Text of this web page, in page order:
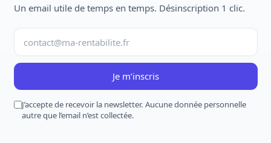
Un email utile de temps en temps. Désinscription 1 clic.
Je m’inscris
J’accepte de recevoir la newsletter. Aucune donnée personnelle
autre que l’email n’est collectée.